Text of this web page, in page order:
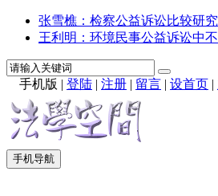
张雪樵：检察公益诉讼比较研究
王利明：环境民事公益诉讼中
手机版 | 登陆 | 注册 | 留言 | 设首页 |
手机导航